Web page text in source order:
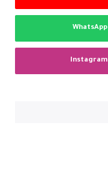
WhatsApp
Instagram